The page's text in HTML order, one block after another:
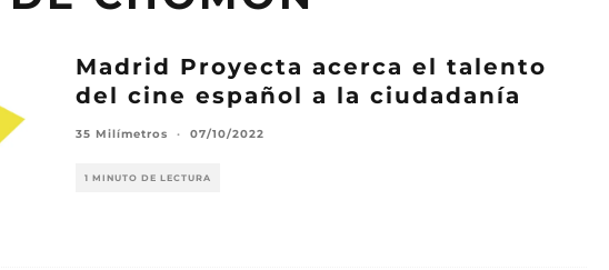
Madrid Proyecta acerca el talento
del cine español a la ciudadanía
35 Milímetros · 07/10/2022
1 MINUTO DE LECTURA